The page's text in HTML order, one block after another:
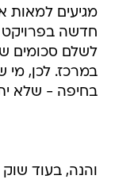
מגיעים למאות
חדשה בפרויקט
לשלם סכומים
במרכז. לכן, מי
בחיפה - שלא
והנה, בעוד